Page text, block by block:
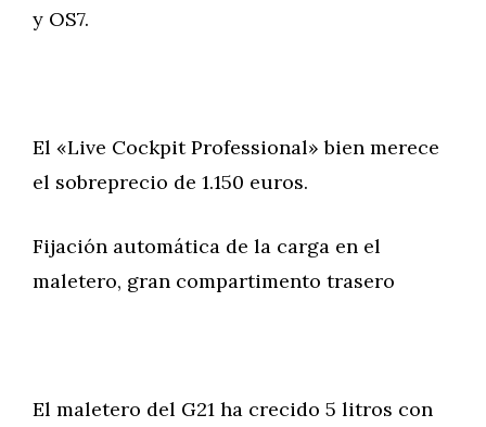
y OS7.
El «Live Cockpit Professional» bien merece
el sobreprecio de 1.150 euros.
Fijación automática de la carga en el
maletero, gran compartimento trasero
El maletero del G21 ha crecido 5 litros con